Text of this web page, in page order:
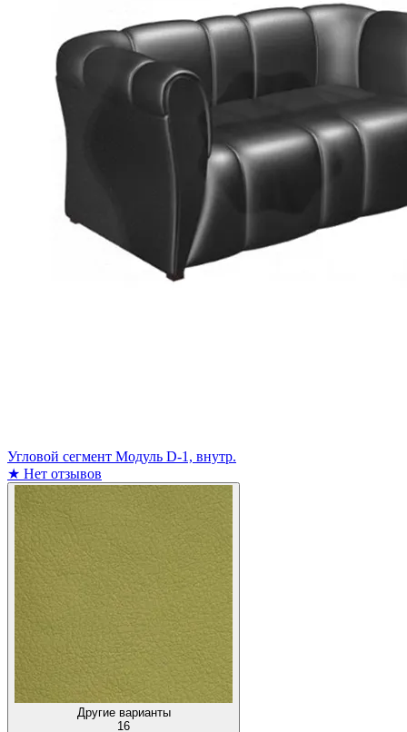
Угловой сегмент Модуль D-1, внутр.
★ Нет отзывов
Другие варианты
16